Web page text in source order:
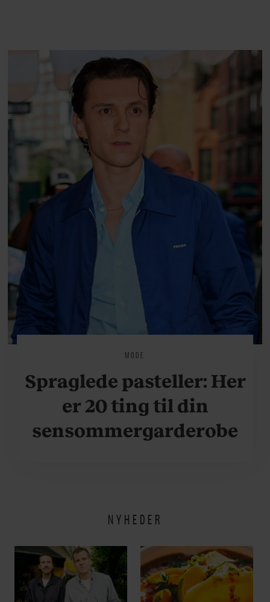
MODE
Spraglede pasteller: Her
er 20 ting til din
sensommergarderobe
NYHEDER